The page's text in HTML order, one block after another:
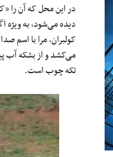
در این محل که آن را
دیده می‌شود، به ویژه
کولبران، مرا با اسم
می‌کشد و از بشکه آب
تکه چوب است.